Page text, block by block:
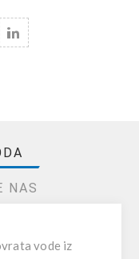
NAS
vode iz